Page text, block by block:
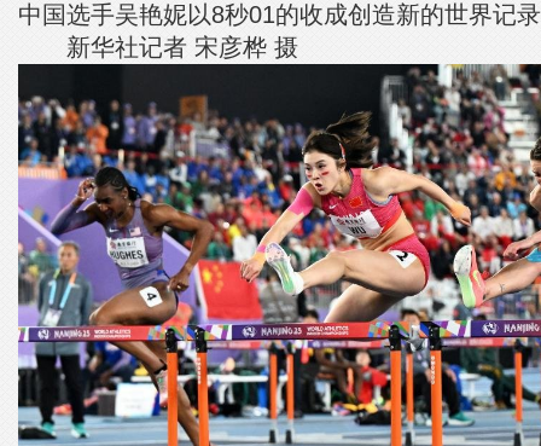
中国选手吴艳妮以8秒01的收成创造新的世界记
新华社记者 宋彦桦 摄